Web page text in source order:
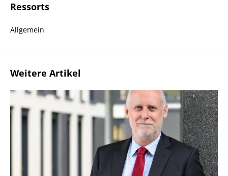
Ressorts
Allgemein
Weitere Artikel